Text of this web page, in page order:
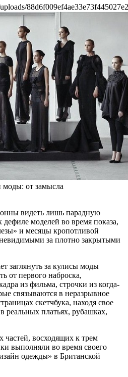
от замысла
видеть лишь парадную
дефиле моделей во время показа,
и месяцы кропотливой
за плотно закрытыми
заглянуть за кулисы моды
от первого наброска,
из фильма, строчки из когда-
связываются в неразрывное
скетчбука, находя свое
реальных платьях, рубашках,
частей, восходящих к трем
выполняли во время своего
одежды» в Британской